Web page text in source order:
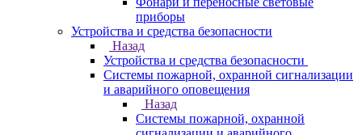
приборы
Устройства и средства безопасности
Назад
Устройства и средства безопасности
Системы пожарной, охранной сигнализации
и аварийного оповещения
Назад
Системы пожарной, охранной